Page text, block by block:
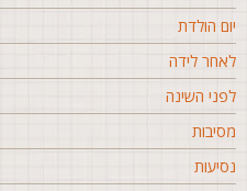
הולדת
לידה
השינה